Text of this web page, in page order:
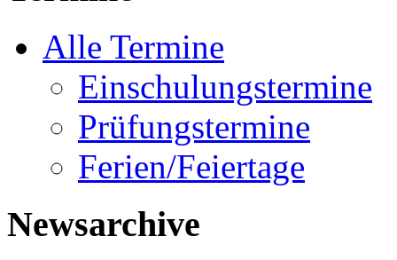
Alle Termine
Einschulungstermine
Prüfungstermine
Ferien/Feiertage
Newsarchive